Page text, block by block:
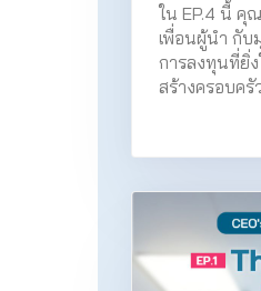
ใน EP.4 นี้ คุ
เพื่อนผู้นำ กับ
การลงทุนที่ยิ่
สร้างครอบครั